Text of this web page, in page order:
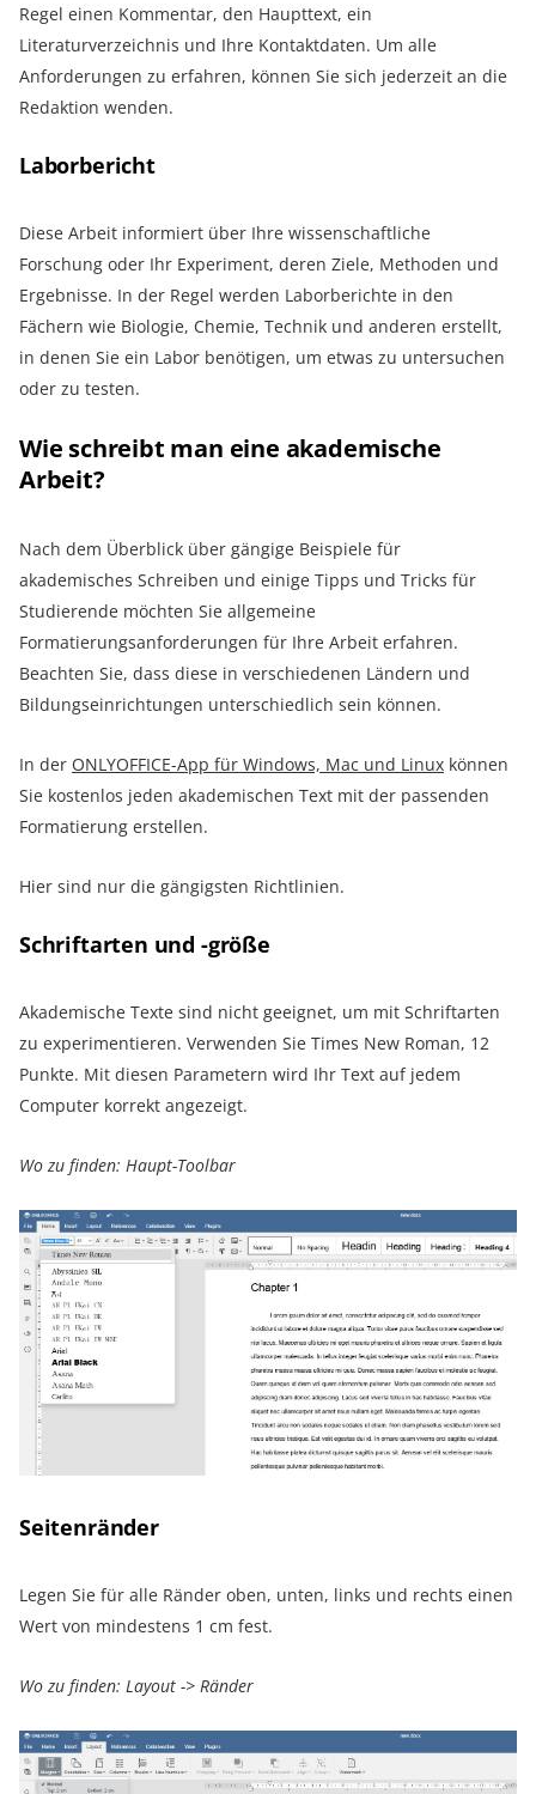
Regel einen Kommentar, den Haupttext, ein
Literaturverzeichnis und Ihre Kontaktdaten. Um alle
Anforderungen zu erfahren, können Sie sich jederzeit an die
Redaktion wenden.
Laborbericht
Diese Arbeit informiert über Ihre wissenschaftliche
Forschung oder Ihr Experiment, deren Ziele, Methoden und
Ergebnisse. In der Regel werden Laborberichte in den
Fächern wie Biologie, Chemie, Technik und anderen erstellt,
in denen Sie ein Labor benötigen, um etwas zu untersuchen
oder zu testen.
Wie schreibt man eine akademische
Arbeit?
Nach dem Überblick über gängige Beispiele für
akademisches Schreiben und einige Tipps und Tricks für
Studierende möchten Sie allgemeine
Formatierungsanforderungen für Ihre Arbeit erfahren.
Beachten Sie, dass diese in verschiedenen Ländern und
Bildungseinrichtungen unterschiedlich sein können.
In der ONLYOFFICE-App für Windows, Mac und Linux können
Sie kostenlos jeden akademischen Text mit der passenden
Formatierung erstellen.
Hier sind nur die gängigsten Richtlinien.
Schriftarten und -größe
Akademische Texte sind nicht geeignet, um mit Schriftarten
zu experimentieren. Verwenden Sie Times New Roman, 12
Punkte. Mit diesen Parametern wird Ihr Text auf jedem
Computer korrekt angezeigt.
Wo zu finden: Haupt-Toolbar
Seitenränder
Legen Sie für alle Ränder oben, unten, links und rechts einen
Wert von mindestens 1 cm fest.
Wo zu finden: Layout -> Ränder